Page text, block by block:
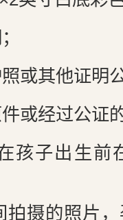
或其他证明
或经过公证
孩子出生前
摄的照片